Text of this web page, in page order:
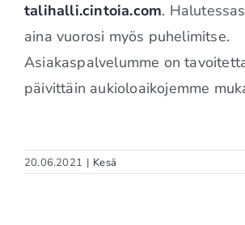
talihalli.cintoia.com.
aina vuorosi myös puhelimitse.
Asiakaspalvelumme on
päivittäin aukioloaikojemme
20.06.2021 | Kesä